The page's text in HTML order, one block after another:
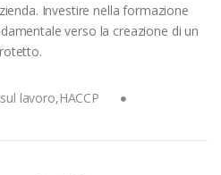
Investire nella formazione
verso la creazione di un
lavoro,HACCP